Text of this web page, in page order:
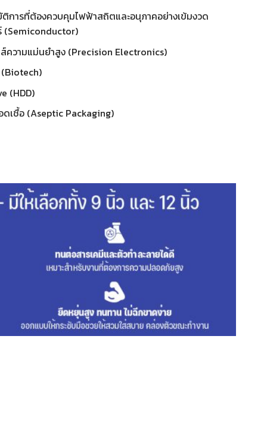
ติการที่ต้องควบคุมไฟฟ้าสถิตและอนุภาคอย่างเข้มงวด
(Semiconductor)
วามแม่นยำสูง (Precision Electronics)
(HDD)
เชื้อ (Aseptic Packaging)